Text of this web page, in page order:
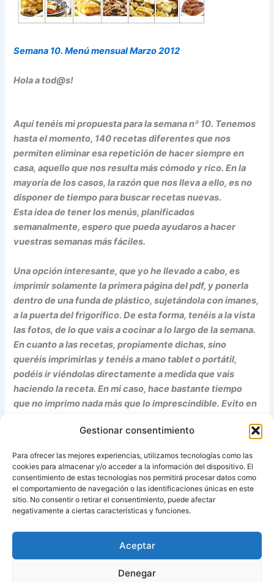
Gestionar consentimiento
Para ofrecer las mejores experiencias, utilizamos tecnologías como las
cookies para almacenar y/o acceder a la información del dispositivo. El
consentimiento de estas tecnologías nos permitirá procesar datos como
el comportamiento de navegación o las identificaciones únicas en este
sitio. No consentir o retirar el consentimiento, puede afectar
negativamente a ciertas características y funciones.
Aceptar
Denegar
Semana 10. Menú mensual Marzo 2012
Hola a tod@s!
Aquí tenéis mi propuesta para la semana nº 10. Tenemos
hasta el momento, 140 recetas diferentes que nos
permiten eliminar esa repetición de hacer siempre en
casa, aquello que nos resulta más cómodo y rico. En la
mayoría de los casos, la razón que nos lleva a ello, es no
disponer de tiempo para buscar recetas nuevas.
Esta idea de tener los menús, planificados
semanalmente, espero que pueda ayudaros a hacer
vuestras semanas más fáciles.
Una opción interesante, que yo he llevado a cabo, es
imprimir solamente la primera página del pdf, y ponerla
dentro de una funda de plástico, sujetándola con imanes,
a la puerta del frigorífico. De esta forma, tenéis a la vista
las fotos, de lo que vais a cocinar a lo largo de la semana.
En cuanto a las recetas, propiamente dichas, sino
queréis imprimirlas y tenéis a mano tablet o portátil,
podéis ir viéndolas directamente a medida que vais
haciendo la receta. En mi caso, hace bastante tiempo
que no imprimo nada más que lo imprescindible. Evito en
esta semana.
Fuente: Recetas Ana Alvarez
ANTERIOR SIGUIENTE